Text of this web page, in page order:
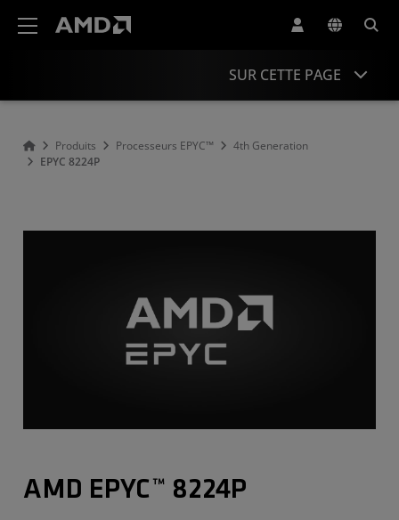
SUR CETTE PAGE
Produits Processeurs EPYC™
4th Generation
EPYC 8224P
AMD EPYC™ 8224P